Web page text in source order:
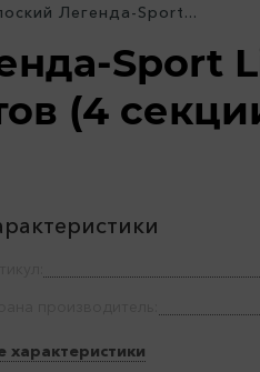
Легенда-Sport...
Sport
(4
характеристики